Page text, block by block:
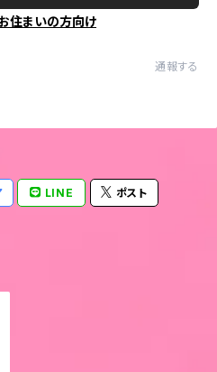
住まいの方向け
通報する
LINE ポスト